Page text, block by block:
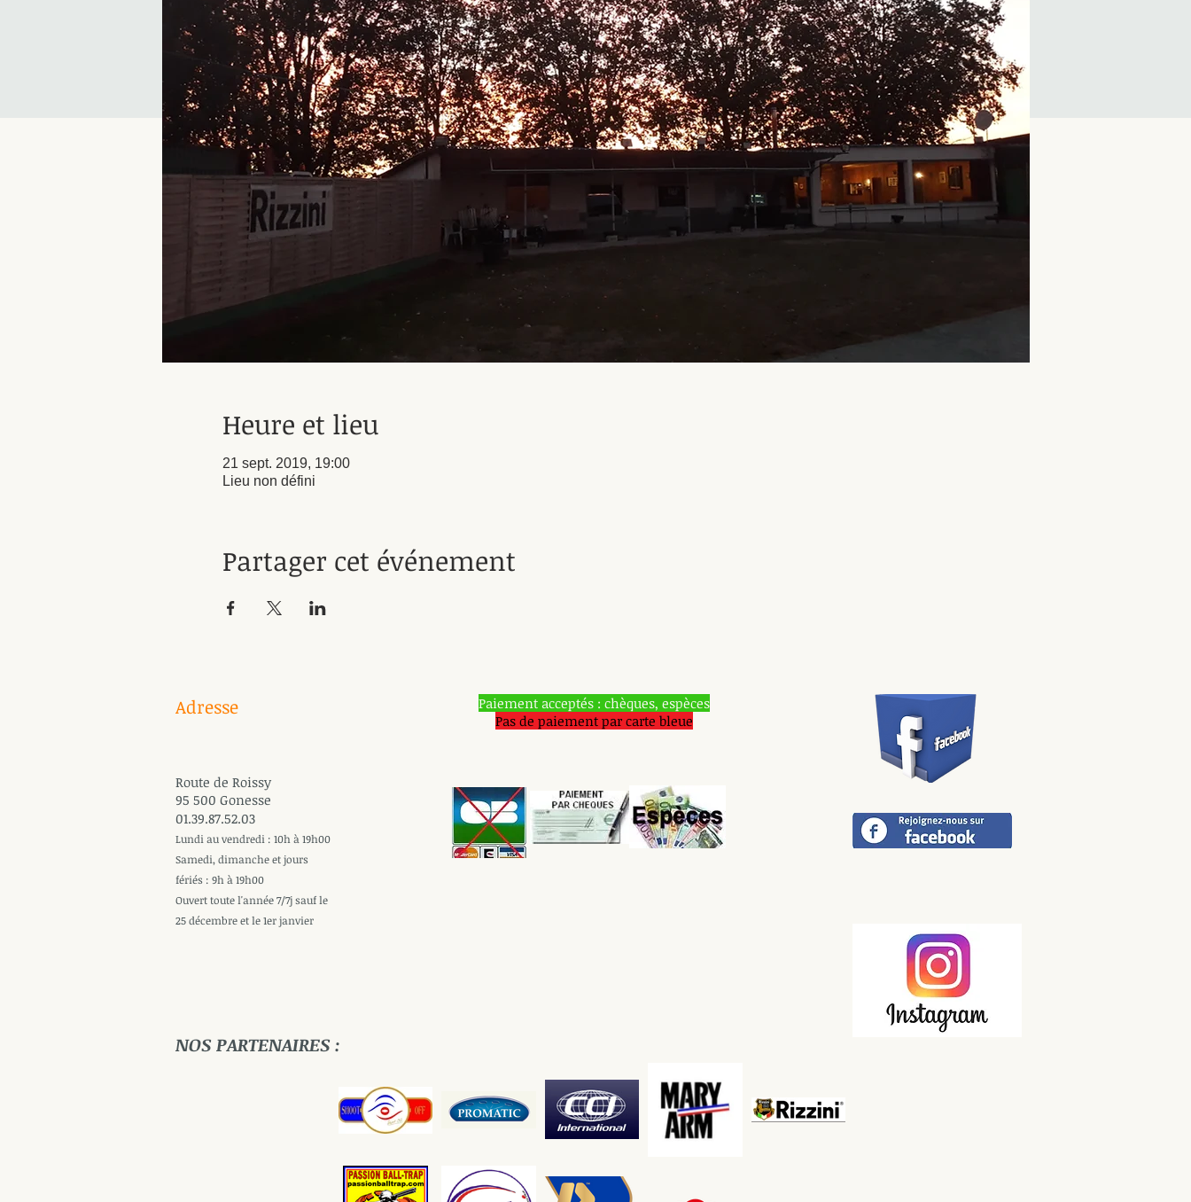
Heure et lieu
21 sept. 2019, 19:00
Lieu non défini
Partager cet événement
Adresse
Route de Roissy
95 500 Gonesse
01.39.87.52.03
Lundi au vendredi : 10h à 19h00
Samedi, dimanche et jours
fériés : 9h à 19h00
Ouvert toute l'année 7/7j sauf le
25 décembre et le 1er janvier
Paiement acceptés : chèques, espèces
Pas de paiement par carte bleue
NOS PARTENAIRES :